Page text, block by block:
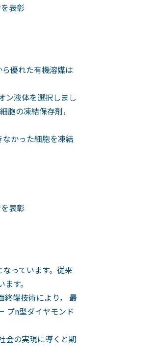
表彰
優れた有機溶媒は
ン液体を選択しまし
の凍結保存剤，
かった細胞を凍結
表彰
っています。従来
す。
終端技術により， 最
プn型ダイヤモンド
会の実現に導くと期